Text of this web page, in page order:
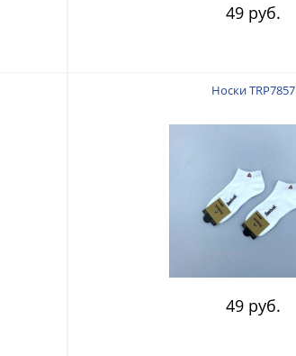
49 руб.
Носки TRP7857
49 руб.